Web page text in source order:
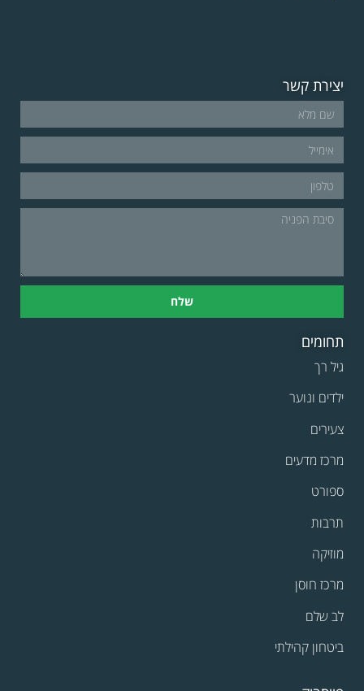
יצירת קשר
שלח
תחומים
גיל רך
ילדים ונוער
צעירים
מרכז מדעים
ספורט
תרבות
מוזיקה
מרכז חוסן
לב שלם
ביטחון קהילתי